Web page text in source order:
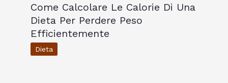
Come Calcolare Le Calorie Di Una
Dieta Per Perdere Peso
Efficientemente
Dieta